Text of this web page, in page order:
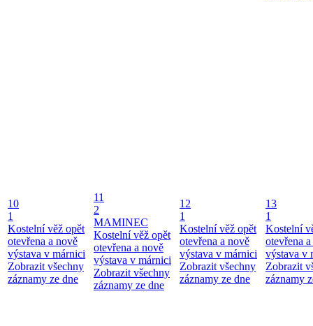
10
1
Kostelní věž opět
otevřena a nově
výstava v márnici
Zobrazit všechny
záznamy ze dne
11
2
MAMINEC
Kostelní věž opět
otevřena a nově
výstava v márnici
Zobrazit všechny
záznamy ze dne
12
1
Kostelní věž opět
otevřena a nově
výstava v márnici
Zobrazit všechny
záznamy ze dne
13
1
Kostelní
otevřena
výstava v
Zobrazit
záznamy